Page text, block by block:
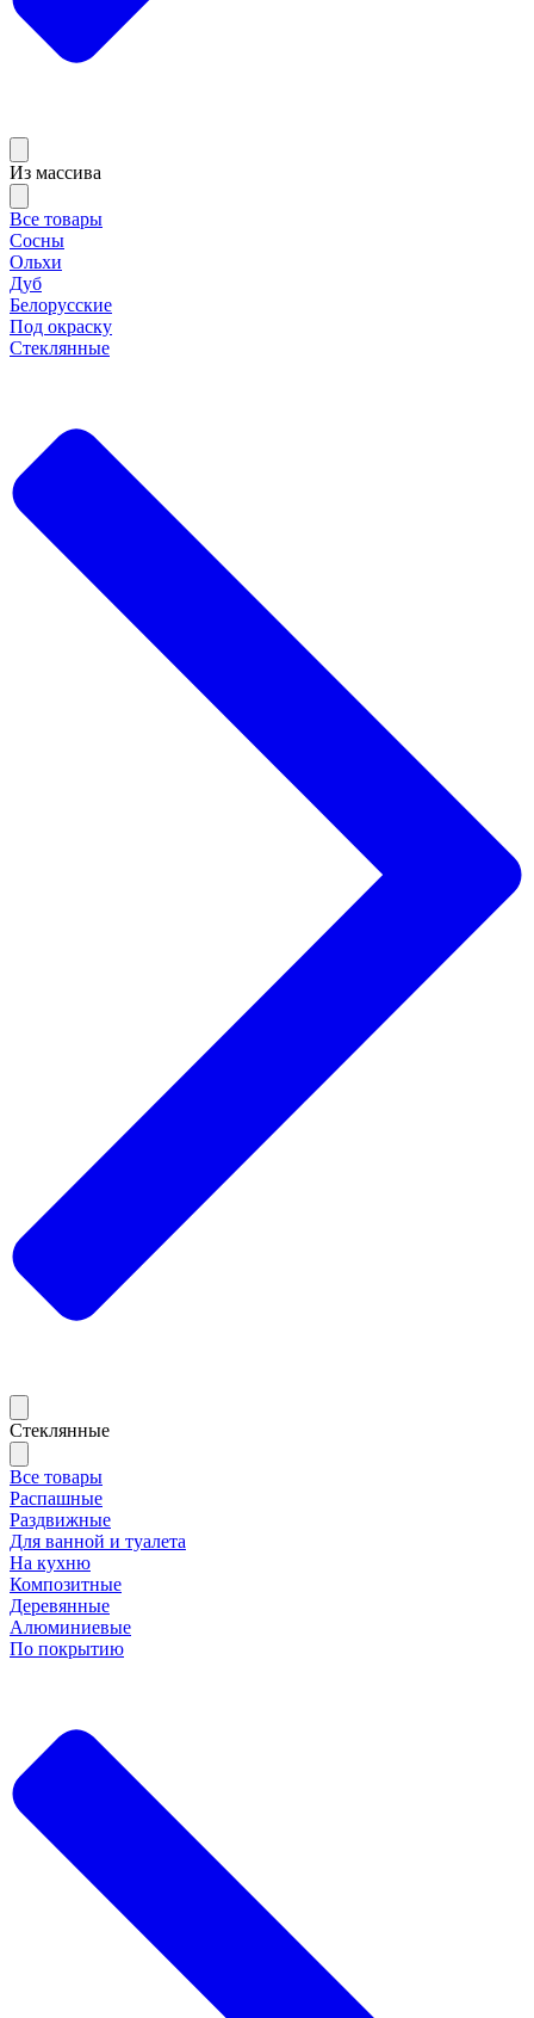
Из массива
Все товары
Сосны
Ольхи
Дуб
Белорусские
Под окраску
Стеклянные
Стеклянные
Все товары
Распашные
Раздвижные
Для ванной и туалета
На кухню
Композитные
Деревянные
Алюминиевые
По покрытию